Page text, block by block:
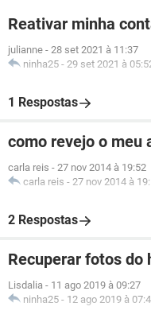
Reativar minha
julianne - 28 set 2021 à 11:37
ninha25 - 29 set 2021 à
1 Respostas
como revejo o meu
carla reis - 27 nov 2014 à 19:52
carla reis - 27 nov 2014 à
2 Respostas
Recuperar fotos do
Lisdalia - 11 ago 2019 à 09:27
ninha25 - 12 ago 2019 à